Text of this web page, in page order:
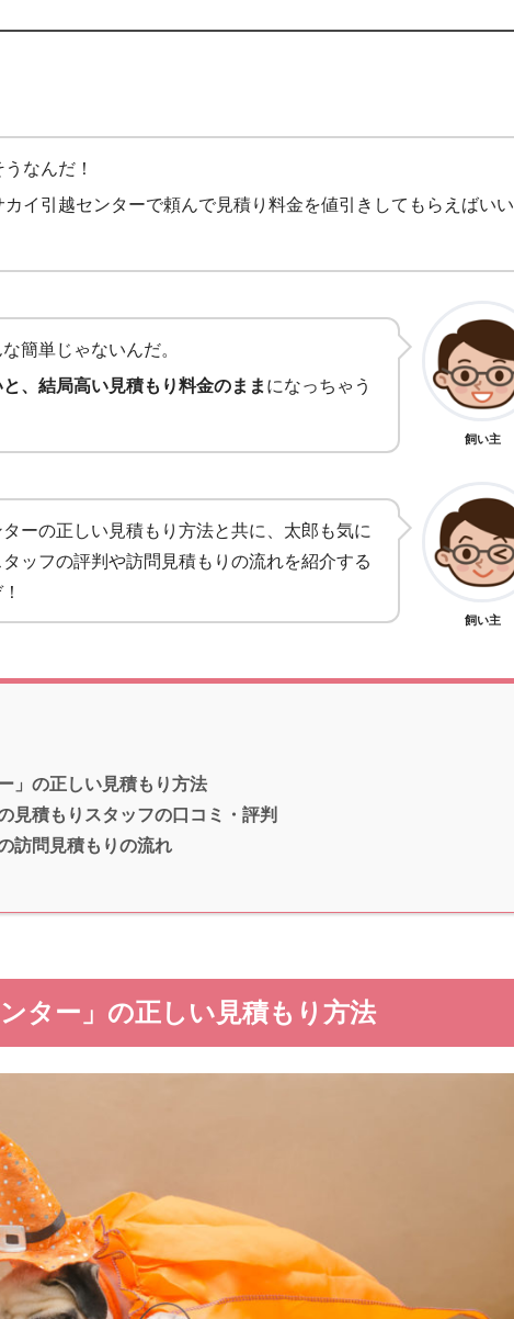
なんだ！
カイ引越センターで頼んで見積り料金を値引きしてもらえばいい
簡単じゃないんだ。
、結局高い見積もり料金のまま になっちゃう
飼い主
ーの正しい見積もり方法と共に、太郎も気に
ッフの評判や訪問見積もりの流れを紹介する
飼い主
」の正しい見積もり方法
見積もりスタッフの口コミ・評判
訪問見積もりの流れ
ター」の正しい見積もり方法